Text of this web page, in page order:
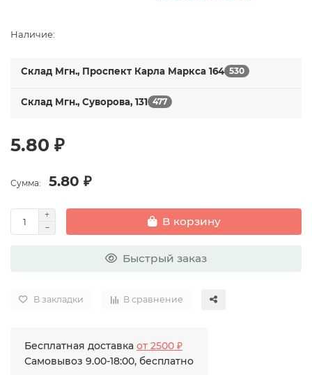
Наличие:
Склад Мгн., Проспект Карла Маркса 164 530
Склад Мгн., Суворова, 131 477
5.80 ₽
Сумма: 5.80 ₽
В корзину
Быстрый заказ
В закладки В сравнение
Бесплатная доставка от 2500 ₽
Самовывоз 9.00-18:00, бесплатно